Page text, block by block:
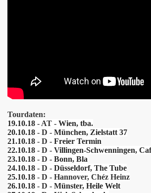
Tourdaten:
19.10.18 - AT - Wien, tba.
20.10.18 - D - München, Zielstatt 37
21.10.18 - D - Freier Termin
22.10.18 - D - Villingen-Schwenningen,
23.10.18 - D - Bonn, Bla
24.10.18 - D - Düsseldorf, The Tube
25.10.18 - D - Hannover, Chéz Heinz
26.10.18 - D - Münster, Heile Welt
Pompfüneberer